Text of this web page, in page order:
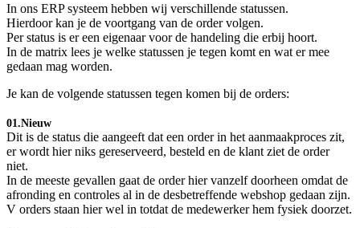
In ons ERP systeem hebben wij verschillende statussen.
Hierdoor kan je de voortgang van de order volgen.
Per status is er een eigenaar voor de handeling die erbij hoort.
In de matrix lees je welke statussen je tegen komt en wat er mee
gedaan mag worden.
Je kan de volgende statussen tegen komen bij de orders:
01.Nieuw
Dit is de status die aangeeft dat een order in het aanmaakproces zit,
er wordt hier niks gereserveerd, besteld en de klant ziet de order
niet.
In de meeste gevallen gaat de order hier vanzelf doorheen omdat de
afronding en controles al in de desbetreffende webshop gedaan zijn.
V orders staan hier wel in totdat de medewerker hem fysiek doorzet.